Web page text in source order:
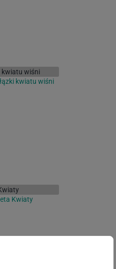
kwiatu wiśni
Kwiaty